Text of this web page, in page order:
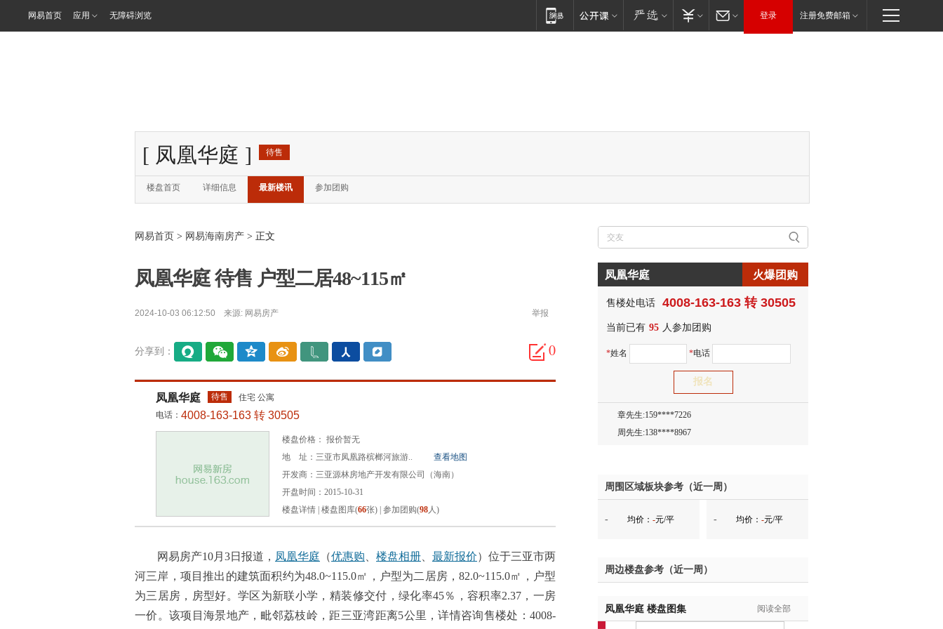
网易首页 应用 无障碍浏览 登录 注册免费邮箱
[ 凤凰华庭 ] 待售
楼盘首页 详细信息 最新楼讯 参加团购
网易首页 > 网易海南房产 > 正文
凤凰华庭 待售 户型二居48~115㎡
2024-10-03 06:12:50 来源: 网易房产 举报
0
分享到：
间
凤凰华庭 待售
住宅 公寓
电话： 4008-163-163 转 30505
楼盘价格： 报价暂无
地 址：三亚市凤凰路槟榔河旅游..
查看地图
开发商：三亚源林房地产开发有限公司（海南）
开盘时间：2015-10-31
楼盘详情 楼盘图库(66张) 参加团购(98人)
网易房产10月3日报道， 凤凰华庭 （优惠购 楼盘相册 最新报价）位于三亚市两
河三岸，项目推出的建筑面积约为48.0~115.0㎡，户型为二居房，82.0~115.0㎡，户型
为三居房，房型好。学区为新联小学，精装修交付，绿化率45％，容积率2.37，一房
一价。该项目海景地产，毗邻荔枝岭，距三亚湾距离5公里，详情咨询售楼处：4008-
凤凰华庭 火爆团购
售楼处电话 4008-163-163 转 30505
当前已有 95 人参加团购
*姓名 *电话
胡先生:150****0731
邓先生:138****8083
蒋女士:186****7681
杨先生:134****5158
章先生:159****7226
周先生:138****8967
谢女士:135****3735
魏女士:138****0324
吴先生:139****9780
魏女士:183****9105
吴小姐:139****6438
钱先生:139****7316
周围区域板块参考（近一周）
- 均价： -元/平 - 均价： -元/平
周边楼盘参考（近一周）
凤凰华庭 楼盘图集 阅读全部